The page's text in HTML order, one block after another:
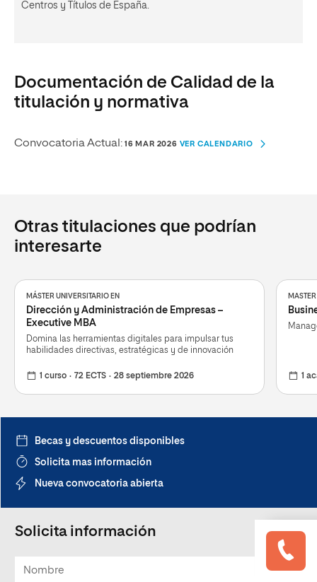
Centros y Títulos de España.
Documentación de Calidad de la
titulación y normativa
Convocatoria Actual: 16 MAR 2026 VER CALENDARIO
Otras titulaciones que podrían
interesarte
MÁSTER UNIVERSITARIO EN
Dirección y Administración de Empresas –
Executive MBA
Domina las herramientas digitales para impulsar tus
habilidades directivas, estratégicas y de innovación
1 curso 72 ECTS 28 septiembre 2026 1
Becas y descuentos disponibles
Solicita mas información
Nueva convocatoria abierta
Solicita información